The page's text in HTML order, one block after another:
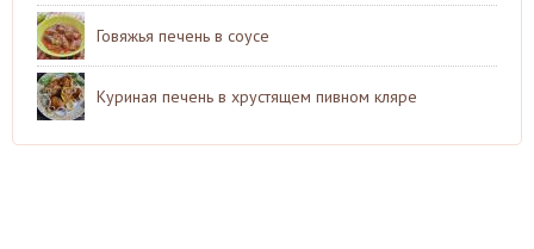
Говяжья печень в соусе
Куриная печень в хрустящем пивном кляре